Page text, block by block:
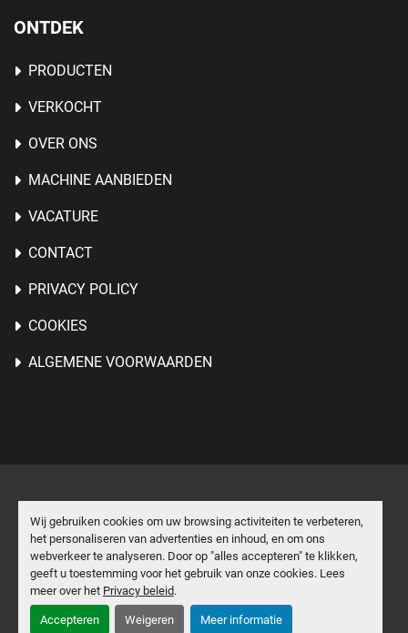
Wij gebruiken cookies om uw browsing activiteiten te verbeteren,
het personaliseren van advertenties en inhoud, en om ons
webverkeer te analyseren. Door op "alles accepteren" te klikken,
geeft u toestemming voor het gebruik van onze cookies. Lees
meer over het Privacy beleid.
Accepteren Weigeren Meer informatie
ONTDEK
PRODUCTEN
VERKOCHT
OVER ONS
MACHINE AANBIEDEN
VACATURE
CONTACT
PRIVACY POLICY
COOKIES
ALGEMENE VOORWAARDEN
Cookies beheren
Machinio Systemwebsite doorMachinio